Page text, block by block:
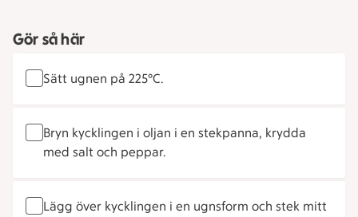
Gör så här
Sätt ugnen på 225°C.
Bryn kycklingen i oljan i en stekpanna, krydda
med salt och peppar.
Lägg över kycklingen i en ugnsform och stek mitt